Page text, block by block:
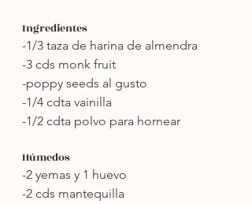
Ingredientes
-1/3 taza de harina de almendra
-3 cds monk fruit
-poppy seeds al gusto
-1/4 cdta vainilla
-1/2 cdta polvo para hornear
Húmedos
-2 yemas y 1 huevo
-2 cds mantequilla